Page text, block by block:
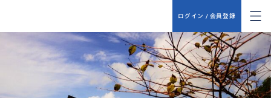
ログイン / 会員登録